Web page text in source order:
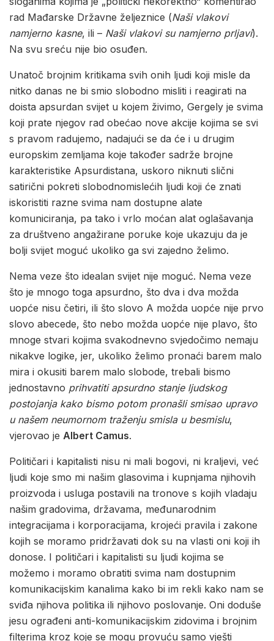
rad Mađarske Državne željeznice (Naši vlakovi
namjerno kasne, ili – Naši vlakovi su namjerno prljavi).
Na svu sreću nije bio osuđen.
Unatoč brojnim kritikama svih onih ljudi koji misle da
nitko danas ne bi smio slobodno misliti i reagirati na
doista apsurdan svijet u kojem živimo, Gergely je svima
koji prate njegov rad obećao nove akcije kojima se svi
s pravom radujemo, nadajući se da će i u drugim
europskim zemljama koje također sadrže brojne
karakteristike Apsurdistana, uskoro niknuti slični
satirični pokreti slobodnomislećih ljudi koji će znati
iskoristiti razne svima nam dostupne alate
komuniciranja, pa tako i vrlo moćan alat oglašavanja
za društveno angažirane poruke koje ukazuju da je
bolji svijet moguć ukoliko ga svi zajedno želimo.
Nema veze što idealan svijet nije moguć. Nema veze
što je mnogo toga apsurdno, što dva i dva možda
uopće nisu četiri, ili što slovo A možda uopće nije prvo
slovo abecede, što nebo možda uopće nije plavo, što
mnoge stvari kojima svakodnevno svjedočimo nemaju
nikakve logike, jer, ukoliko želimo pronaći barem malo
mira i okusiti barem malo slobode, trebali bismo
jednostavno prihvatiti apsurdno stanje ljudskog
postojanja kako bismo potom pronašli smisao upravo
u našem neumornom traženju smisla u besmislu,
vjerovao je Albert Camus.
Političari i kapitalisti nisu ni mali bogovi, ni kraljevi, već
ljudi koje smo mi našim glasovima i kupnjama njihovih
proizvoda i usluga postavili na tronove s kojih vladaju
našim gradovima, državama, međunarodnim
integracijama i korporacijama, krojeći pravila i zakone
kojih se moramo pridržavati dok su na vlasti oni koji ih
donose. I političari i kapitalisti su ljudi kojima se
možemo i moramo obratiti svima nam dostupnim
komunikacijskim kanalima kako bi im rekli kako nam se
sviđa njihova politika ili njihovo poslovanje. Oni doduše
jesu ograđeni anti-komunikacijskim zidovima i brojnim
filterima kroz koje se mogu provuću samo vješti